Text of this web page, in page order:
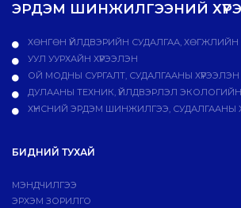
ЭРДЭМ ШИНЖИЛГЭЭНИЙ
ХӨНГӨН ҮЙЛДВЭРИЙН СУДАЛГАА, ХӨГЖЛИЙН
УУЛ УУРХАЙН ХҮРЭЭЛЭН
ОЙ МОДНЫ СУРГАЛТ, СУДАЛГААНЫ ХҮРЭЭЛЭН
ДУЛААНЫ ТЕХНИК, ҮЙЛДВЭРЛЭЛ ЭКОЛОГИЙН
ХҮНСНИЙ ЭРДЭМ ШИНЖИЛГЭЭ, СУДАЛГААНЫ
БИДНИЙ ТУХАЙ
МЭНДЧИЛГЭЭ
ЭРХЭМ ЗОРИЛГО